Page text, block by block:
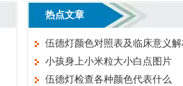
热点文章
伍德灯颜色对照表及临床意义
小孩身上小米粒大小白点图片
伍德灯检查各种颜色代表什么